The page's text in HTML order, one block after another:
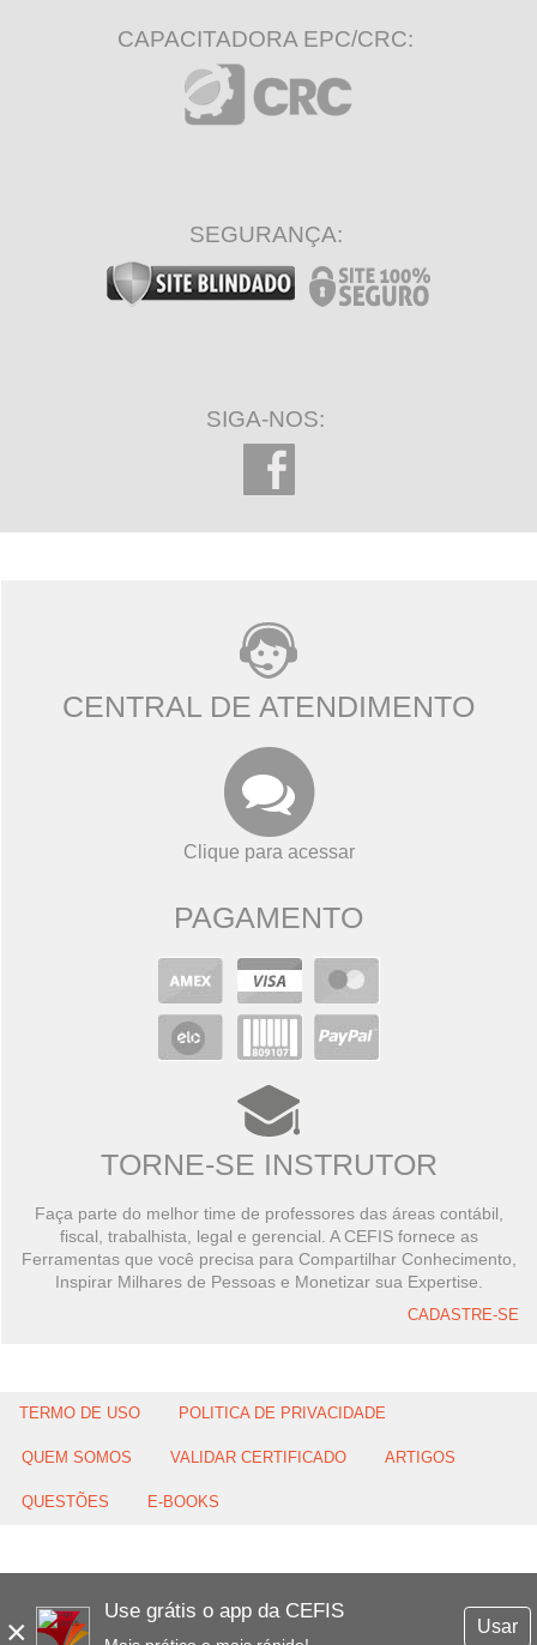
×
Use grátis o app da CEFIS
Usar
CAPACITADORA EPC/CRC:
SEGURANÇA:
SIGA-NOS:
CENTRAL DE ATENDIMENTO
Clique para acessar
PAGAMENTO
TORNE-SE INSTRUTOR
Faça parte do melhor time de professores das áreas contábil,
fiscal, trabalhista, legal e gerencial. A CEFIS fornece as
Ferramentas que você precisa para Compartilhar Conhecimento,
Inspirar Milhares de Pessoas e Monetizar sua Expertise.
CADASTRE-SE
TERMO DE USO POLITICA DE PRIVACIDADE
QUEM SOMOS VALIDAR CERTIFICADO ARTIGOS
QUESTÕES E-BOOKS